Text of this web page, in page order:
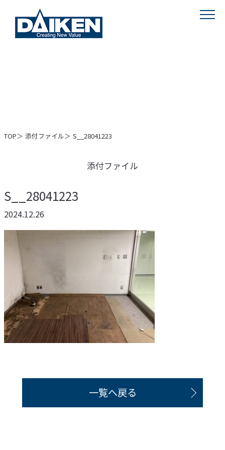
TOP 添付ファイル S__28041223
添付ファイル
S__28041223
2024.12.26
一覧へ戻る